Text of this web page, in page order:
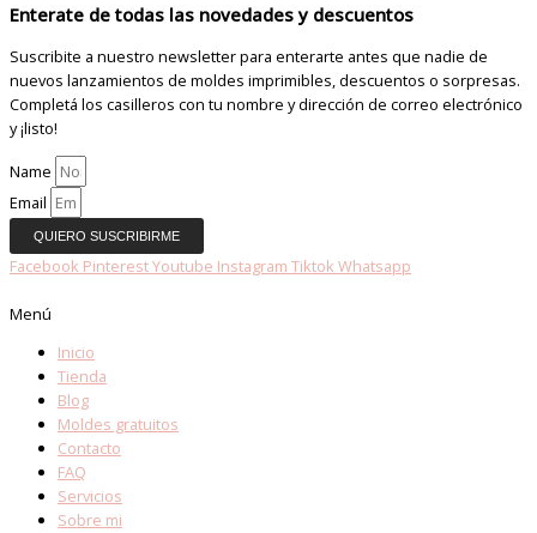
Enterate de todas las novedades y descuentos
Suscribite a nuestro newsletter para enterarte antes que nadie de
nuevos lanzamientos de moldes imprimibles, descuentos o sorpresas.
Completá los casilleros con tu nombre y dirección de correo electrónico
y ¡listo!
Name
Email
QUIERO SUSCRIBIRME
Facebook PinterestYoutube Instagram Tiktok Whatsapp
Menú
Inicio
Tienda
Blog
Moldes gratuitos
Contacto
FAQ
Servicios
Sobre mi